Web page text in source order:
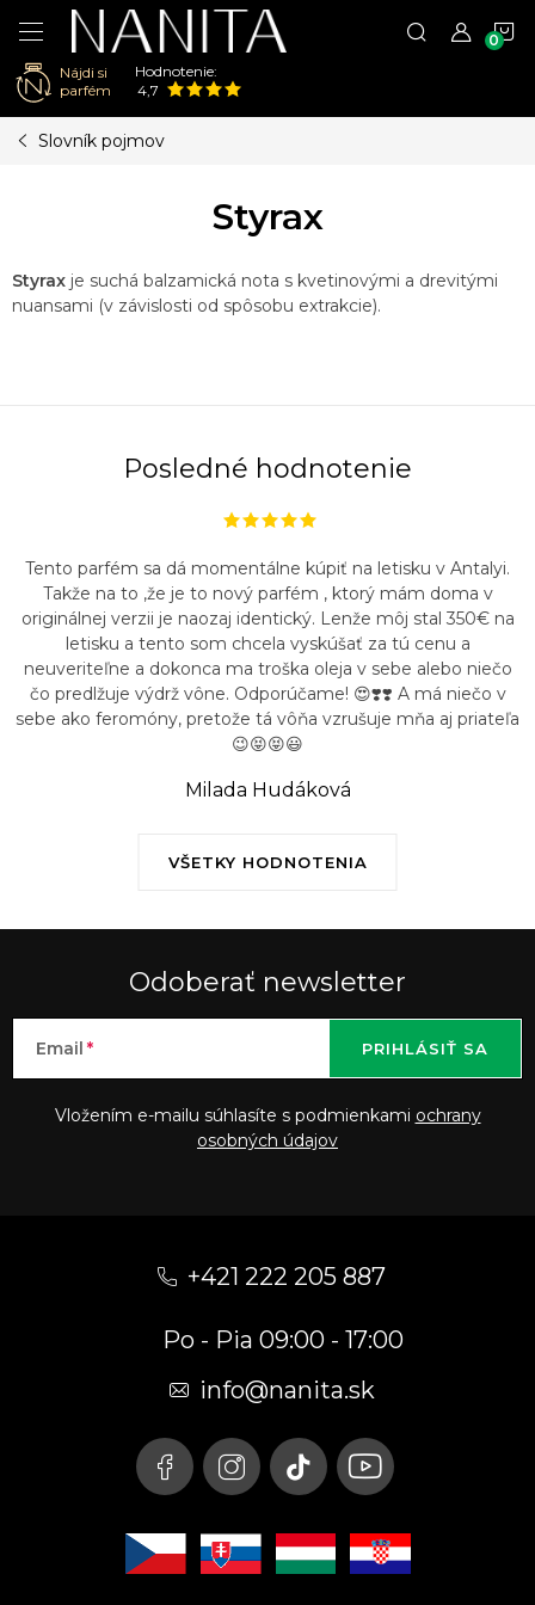
Nájdi si
parfém
Hodnotenie:
4,7
Slovník pojmov
Styrax
Styrax je suchá balzamická nota s kvetinovými a drevitými
nuansami (v závislosti od spôsobu extrakcie).
Posledné hodnotenie
VŠETKY HODNOTENIA
Tento parfém sa dá momentálne kúpiť na letisku v Antalyi.
Takže na to ,že je to nový parfém , ktorý mám doma v
originálnej verzii je naozaj identický. Lenže môj stal 350€ na
letisku a tento som chcela vyskúšať za tú cenu a
neuveriteľne a dokonca ma troška oleja v sebe alebo niečo
čo predlžuje výdrž vône. Odporúčame! 😍❣️❣️ A má niečo v
sebe ako feromóny, pretože tá vôňa vzrušuje mňa aj priateľa
😉😝😝😃
Milada Hudáková
Odoberať newsletter
Email
Vložením e-mailu súhlasíte s podmienkami ochrany
osobných údajov
PRIHLÁSIŤ SA
+421 222 205 887
Po - Pia 09:00 - 17:00
info@nanita.sk